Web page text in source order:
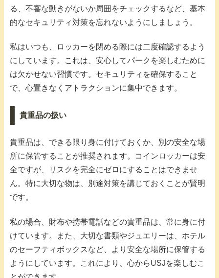
る、不審な動きがないか周囲をチェックするなど、基本
的なセキュリティ対策を忘れないようにしましょう。
私はいつも、ロッカーを閉める際には二度確認するよう
にしています。これは、安心してパークを楽しむために
は欠かせない習慣です。セキュリティを確保すること
で、心置きなくアトラクションに集中できます。
貴重品の扱い
貴重品は、できる限り身に付けておくか、別の安全な場
所に保管することが推奨されます。コインロッカーは安
全ですが、リスクを完全にゼロにすることはできませ
ん。特に大切な物は、別途対策を講じておくことが賢明
です。
私の場合、財布や携帯電話などの貴重品は、常に身に付
けています。また、大切な書類やジュエリーは、ホテル
のセーフティボックスなど、より安全な場所に保管する
ようにしています。これにより、心からUSJを楽しむこ